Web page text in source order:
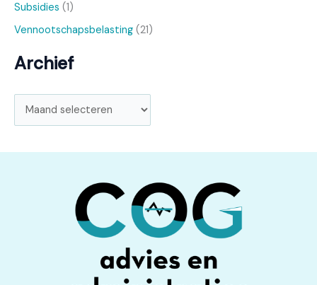
Subsidies (1)
Vennootschapsbelasting (21)
Archief